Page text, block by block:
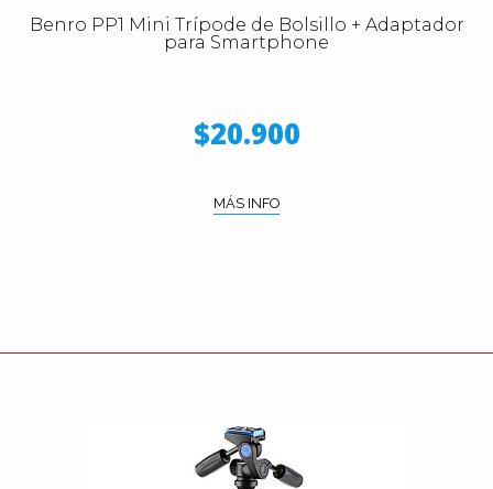
Benro PP1 Mini Trípode de Bolsillo + Adaptador
para Smartphone
$20.900
MÁS INFO